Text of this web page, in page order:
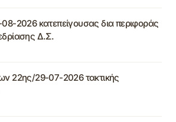
2026 κατεπείγουσας δια περιφοράς
Δ.Σ.
22ης/29-07-2026 τακτικής